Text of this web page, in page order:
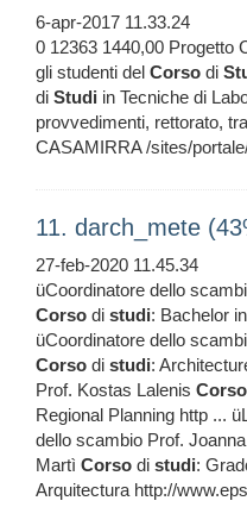
6-apr-2017 11.33.24
0 12363 1440,00 Progetto
gli studenti del Corso di
di Studi in Tecniche di
provvedimenti, rettorato,
CASAMIRRA /sites/
11. darch_mete
27-feb-2020 11.45.34
üCoordinatore dello
Corso di studi: Bachelor
üCoordinatore dello
Corso di studi:
Prof. Kostas Lalenis Corso
Regional Planning http ...
dello scambio Prof.
Martì Corso di studi:
Arquitectura http://